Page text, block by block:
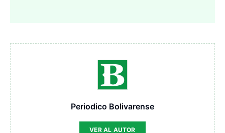
Periodico Bolivarense
VER AL AUTOR